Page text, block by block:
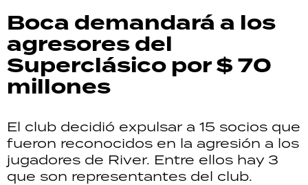
Boca demandará a los
agresores del
Superclásico por $ 70
millones
El club decidió expulsar a 15 socios que
fueron reconocidos en la agresión a los
jugadores de River. Entre ellos hay 3
que son representantes del club.
ACTUALIDAD
POLICIALES
ECONOMÍA
GRAN HERMANO
SALUD